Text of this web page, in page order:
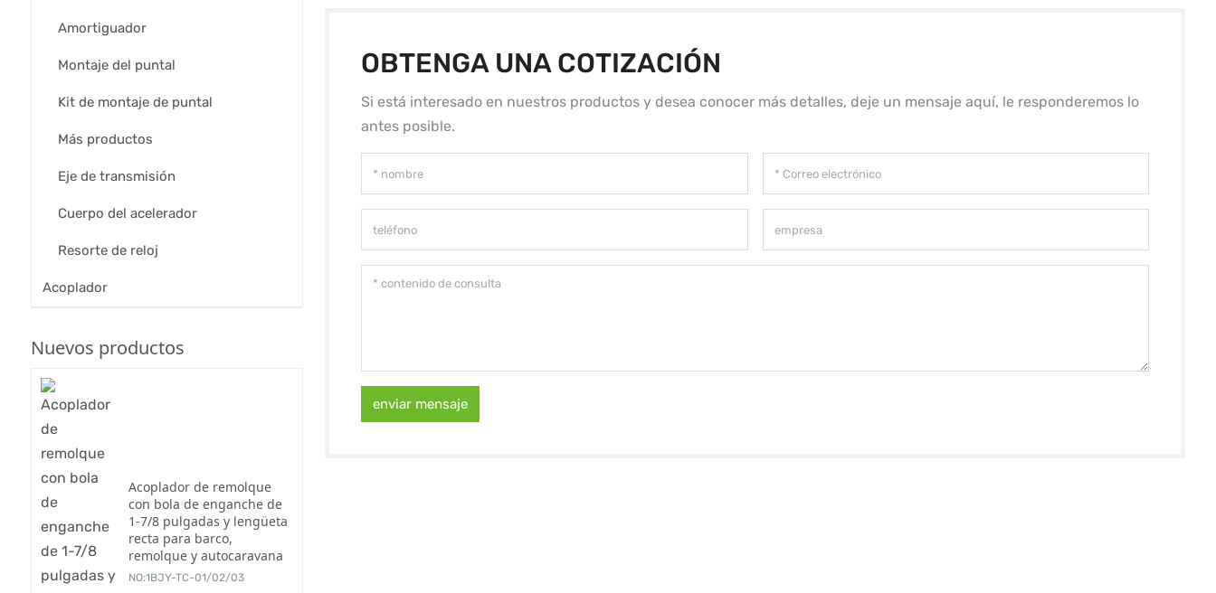
OBTENGA UNA COTIZACIÓN
Si está interesado en nuestros productos y desea conocer más detalles, deje un mensaje aquí, le responderemos lo
antes posible.
enviar mensaje
Amortiguador
Montaje del puntal
Kit de montaje de puntal
Más productos
Eje de transmisión
Cuerpo del acelerador
Resorte de reloj
Acoplador
Nuevos productos
Acoplador de remolque
con bola de enganche de
1-7/8 pulgadas y lengüeta
recta para barco,
remolque y autocaravana
NO:1BJY-TC-01/02/03